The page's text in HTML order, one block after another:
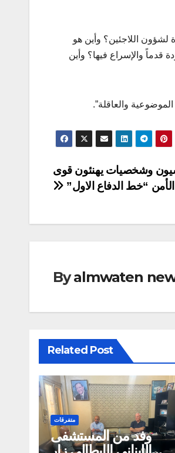
اللاجئين؟ وأين هو
قدماً والإسراع فيها؟ وأين
والعاقلة”.
163.. سياسيون وشخصيات يهنئون قوى
الأمن “خط الدفاع الاول”
Byalmwaten
Related Post
متفرقات
وفد من المستشفى